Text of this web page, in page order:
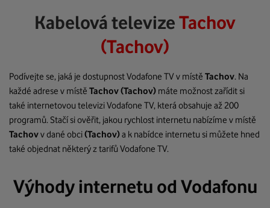
Kabelová televizeTachov
(Tachov)
Podívejte se, jaká je dostupnost Vodafone TV v místě Tachov. Na
každé adrese v místě Tachov(Tachov) máte možnost zařídit si
také internetovou televizi Vodafone TV, která obsahuje až 200
programů. Stačí si ověřit, jakou rychlost internetu nabízíme v místě
Tachovv dané obci(Tachov)a k nabídce internetu si můžete hned
také objednat některý z tarifů Vodafone TV.
Výhody internetu od Vodafonu